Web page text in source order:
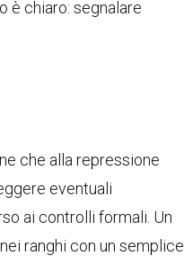
è chiaro: segnalare
che alla repressione
eventuali
ai controlli formali. Un
ranghi con un semplice